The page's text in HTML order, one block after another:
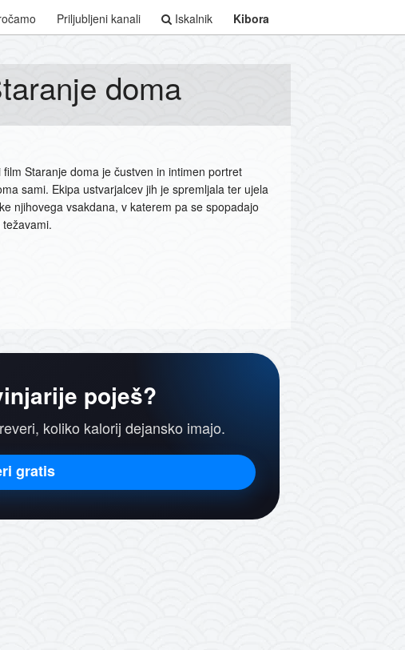
Priljubljeni kanali Iskalnik Kibora
doma
Staranje doma je čustven in intimen portret
sami. Ekipa ustvarjalcev jih je spremljala ter ujela
njihovega vsakdana, v katerem pa se spopadajo
poješ?
koliko kalorij dejansko imajo.
gratis